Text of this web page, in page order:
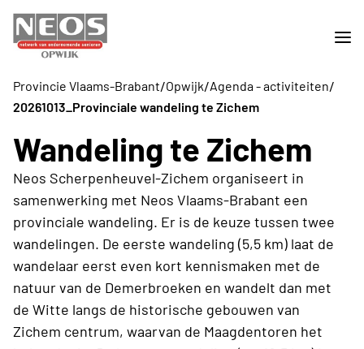
Provincie Vlaams-Brabant/Opwijk/Agenda - activiteiten/
20261013_Provinciale wandeling te Zichem
Wandeling te Zichem
Neos Scherpenheuvel-Zichem organiseert in
samenwerking met Neos Vlaams-Brabant een
provinciale wandeling. Er is de keuze tussen twee
wandelingen. De eerste wandeling (5,5 km) laat de
wandelaar eerst even kort kennismaken met de
natuur van de Demerbroeken en wandelt dan met
de Witte langs de historische gebouwen van
Zichem centrum, waarvan de Maagdentoren het